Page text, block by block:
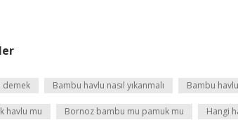
demek Bambu havlu nasıl yıkanmalı Bambu havlu
havlu mu Bornoz bambu mu pamuk mu Hangi